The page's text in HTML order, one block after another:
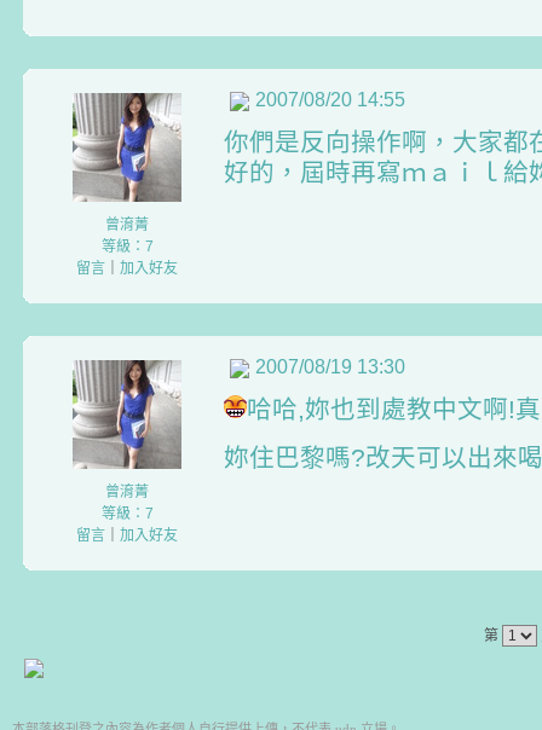
曾淯菁
等級：7
留言
加入好友
2007/08/20 14:55
你們是反向操作啊，大家都
好的，屆時再寫ｍａｉｌ給
曾淯菁
等級：7
留言
加入好友
2007/08/19 13:30
哈哈,妳也到處教中文啊!
妳住巴黎嗎?改天可以出來
第